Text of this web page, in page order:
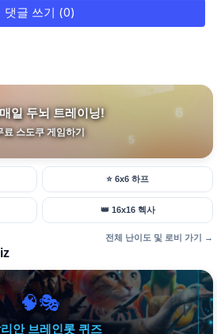
댓글 쓰기 (0)
일 두뇌 트레이닝!
료 스도쿠 게임하기
⭐ 6x6 하프
👑 16x16 헥사
전체 난이도 및 로비 가기 →
🧠🎭
안 브레인롯 퀴즈